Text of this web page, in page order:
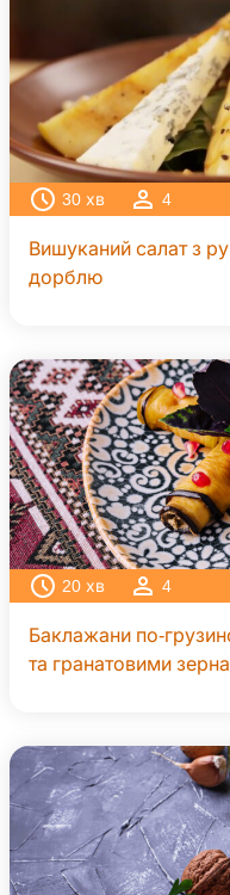
30 хв 4
Вишуканий салат з
дорблю
20 хв 4
Баклажани по-
та гранатовими